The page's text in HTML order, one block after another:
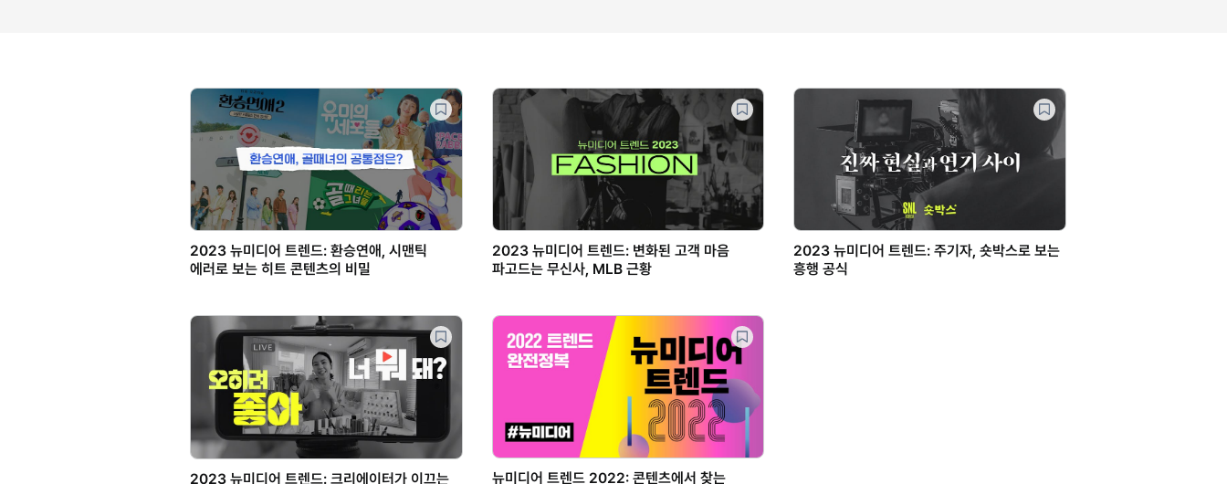
2023 뉴미디어 트렌드: 환승연애, 시맨틱
에러로 보는 히트 콘텐츠의 비밀
2023 뉴미디어 트렌드: 변화된 고객 마음
파고드는 무신사, MLB 근황
2023 뉴미디어 트렌드: 주기자, 숏박스로 보는
흥행 공식
2023 뉴미디어 트렌드: 크리에이터가 이끄는 뉴미디어 트렌드 2022: 콘텐츠에서 찾는